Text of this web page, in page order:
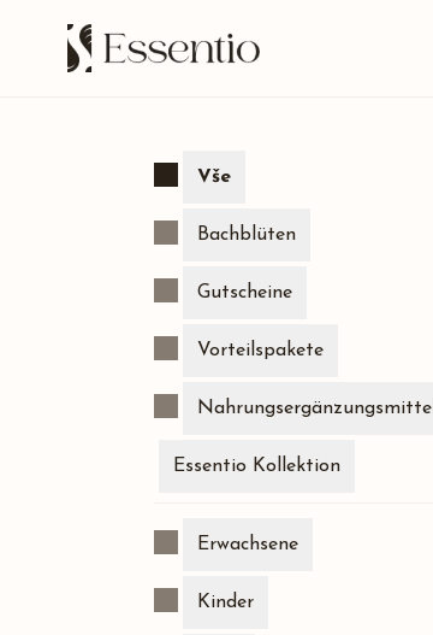
Vše
Bachblüten
Gutscheine
Vorteilspakete
Nahrungsergänzungsmittel
Essentio Kollektion
Erwachsene
Kinder